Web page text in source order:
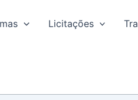
Licitações